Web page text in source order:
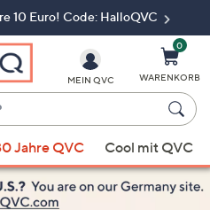
10 Euro! Code: HalloQVC
MEIN QVC
0
WARENKORB
Jahre QVC Cool mit QVC